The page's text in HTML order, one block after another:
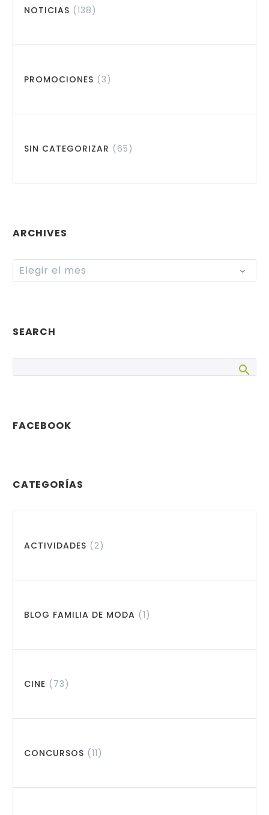
NOTICIAS (138)
PROMOCIONES (3)
SIN CATEGORIZAR (65)
ARCHIVES
Archives
Elegir el mes
SEARCH
FACEBOOK
CATEGORÍAS
ACTIVIDADES (2)
BLOG FAMILIA DE MODA (1)
CINE (73)
CONCURSOS (11)